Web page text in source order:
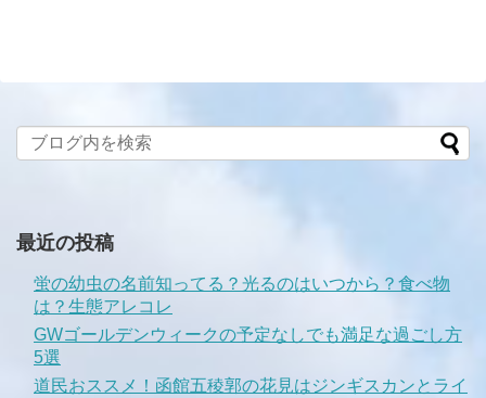
最近の投稿
蛍の幼虫の名前知ってる？光るのはいつから？食べ物
は？生態アレコレ
GWゴールデンウィークの予定なしでも満足な過ごし方
5選
道民おススメ！函館五稜郭の花見はジンギスカンとライ